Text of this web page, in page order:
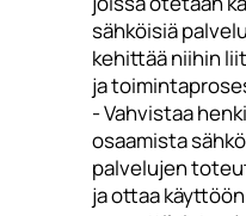
sähköisiä
kehittää niihin
ja
- Vahvistaa
osaamista
palvelujen
ja ottaa käyttöön